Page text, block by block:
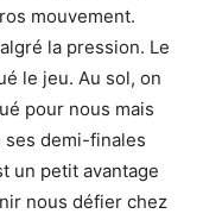
mouvement.
la pression. Le
le jeu. Au sol, on
pour nous mais
ses demi-finales
un petit avantage
nous défier chez